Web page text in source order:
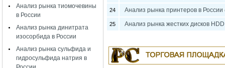
Анализ рынка тиомочевины
в России
Анализ рынка динитрата
изосорбида в России
Анализ рынка сульфида и
гидросульфида натрия в
24 Анализ рынка принтеров в России
25 Анализ рынка жестких дисков